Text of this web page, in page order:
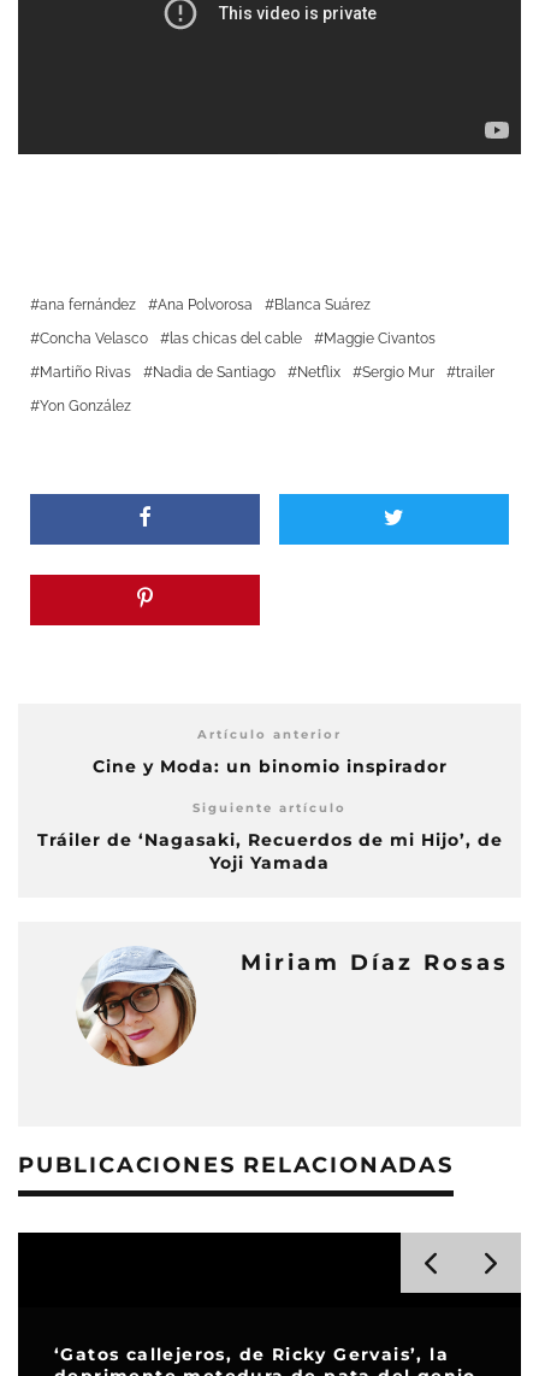
ana fernández Ana Polvorosa
Blanca Suárez
Concha Velasco
las chicas del cable
Maggie Civantos
Martiño Rivas
Nadia de Santiago Netflix Sergio Mur
trailer
Yon González
Artículo anterior
Cine y Moda: un binomio inspirador
Siguiente artículo
Tráiler de ‘Nagasaki, Recuerdos de mi Hijo’, de
Yoji Yamada
Miriam Díaz Rosas
PUBLICACIONES RELACIONADAS
‘Gatos callejeros, de Ricky Gervais’, la